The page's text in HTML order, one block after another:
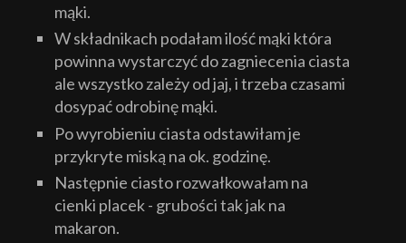
mąki.
W składnikach podałam ilość mąki która
powinna wystarczyć do zagniecenia ciasta
ale wszystko zależy od jaj, i trzeba czasami
dosypać odrobinę mąki.
Po wyrobieniu ciasta odstawiłam je
przykryte miską na ok. godzinę.
Następnie ciasto rozwałkowałam na
cienki placek - grubości tak jak na
makaron.